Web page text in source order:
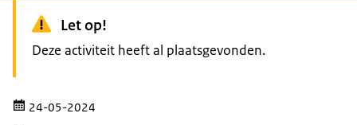
Let op!
Deze activiteit heeft al plaatsgevonden.
24-05-2024